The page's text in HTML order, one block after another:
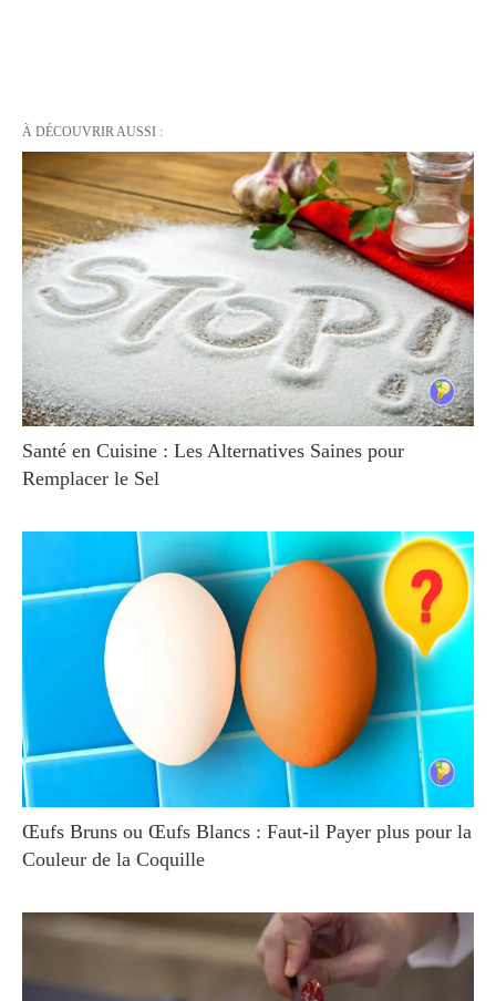
À DÉCOUVRIR AUSSI :
Santé en Cuisine : Les Alternatives Saines pour
Remplacer le Sel
Œufs Bruns ou Œufs Blancs : Faut-il Payer plus pour la
Couleur de la Coquille